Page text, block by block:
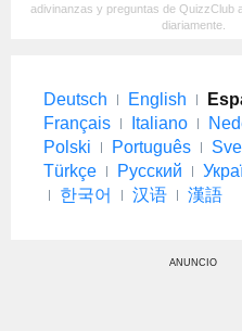
adivinanzas y preguntas de QuizzClub
diariamente.
Deutsch English
Français
Italiano
Polski
Português
Türkçe
Русский
한국어
汉语 漢語
ANUNCIO